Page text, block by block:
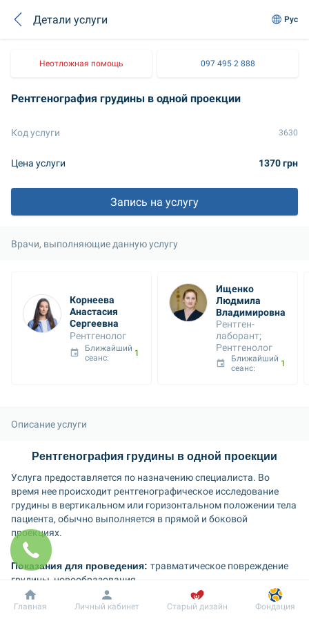
Детали услуги Рус
Неотложная помощь 097 495 2 888
Рентгенография грудины в одной проекции
Код услуги 3630
Цена услуги 1370 грн
Запись на услугу
Врачи, выполняющие данную услугу
Корнеева
Анастасия
Сергеевна
Рентгенолог
Ближайший
сеанс:
Ищенко
Людмила
Владимировна
Рентген-
лаборант;
Рентгенолог
Ближайший
сеанс:
Описание услуги
Рентгенография грудины в одной проекции
Услуга предоставляется по назначению специалиста. Во
время нее происходит рентгенографическое исследование
грудины в вертикальном или горизонтальном положении тела
пациента, обычно выполняется в прямой и боковой
проекциях.
Показания для проведения: травматическое повреждение
грудины, новообразования.
Продолжительность процедуры: 15 минут.
Добробут Информация Пациенту
Главная Личный кабинет Старый дизайн Фондация